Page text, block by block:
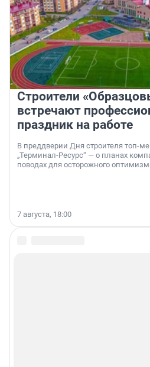
Строители
встречают
праздник на работе
В преддверии Дня строителя топ-
„Терминал-Ресурс“ — о планах
поводах для осторожного
7 августа, 18:00